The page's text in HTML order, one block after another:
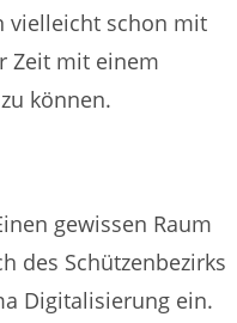
vielleicht schon mit
Zeit mit einem
können.
gewissen Raum
des Schützenbezirks
Digitalisierung ein.